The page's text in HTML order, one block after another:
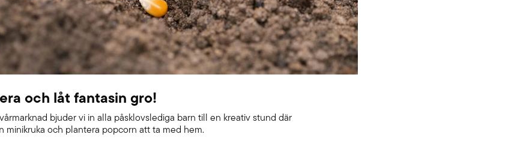
och låt fantasin gro!
bjuder vi in alla påsklovslediga barn till en kreativ stund där
minikruka och plantera popcorn att ta med hem.